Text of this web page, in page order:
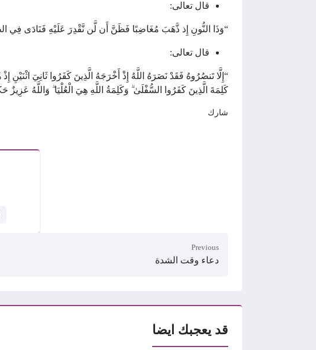
قال تعالى:
“وَذَا النُّونِ إِذ ذَّهَبَ مُغَاضِبًا فَظَنَّ أَن لَّن نَّقْدِرَ عَلَيْهِ فَنَادَى فِي
قال تعالى:
“إِلَّا تَنصُرُوهُ فَقَدْ نَصَرَهُ اللَّهُ إِذْ أَخْرَجَهُ الَّذِينَ كَفَرُوا ثَانِيَ اثْنَيْنِ
كَلِمَةَ الَّذِينَ كَفَرُوا السُّفْلَىٰ ۗ وَكَلِمَةُ اللَّهِ هِيَ الْعُلْيَا ۗ وَاللَّهُ عَزِيزٌ
شارك
Previous
دعاء وقت الشدة
قد يعجبك ايضا